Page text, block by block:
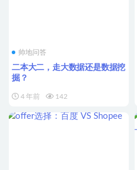
帅地问答
二本大二，走大数据还是数据挖
掘？
4 年前 142